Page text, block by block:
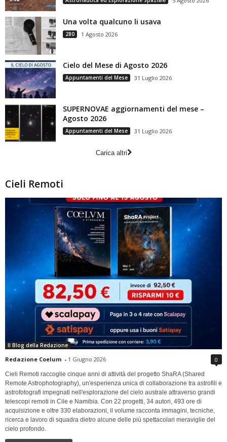
Una volta qualcuno li usava
280 1 Agosto 2026
Cielo del Mese di Agosto 2026
Appuntamenti del Mese 31 Luglio 2026
SUPERNOVAE aggiornamenti del mese –
Agosto 2026
Appuntamenti del Mese 31 Luglio 2026
Carica altri
Cieli Remoti
Il Blog della Redazione
Redazione Coelum - 1 Giugno 2026 0
Cieli Remoti raccoglie cinque anni di attività del progetto ShaRA (Shared
Remote Astrophotography), un'esperienza unica di collaborazione tra astrofili e
astrofotografi impegnati nell'esplorazione del cielo australe attraverso grandi
telescopi remoti in Cile e Namibia. Con 22 progetti, 34 autori, 493 ore di
acquisizione e oltre 330 elaborazioni, il volume racconta immagini, tecniche,
ricerca e lavoro di squadra dietro alcune delle più spettacolari meraviglie del
cielo profondo.